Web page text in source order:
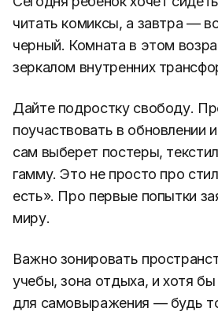
читать комиксы, а завтра —
черный. Комната в этом
зеркалом внутренних
Дайте подростку свободу.
поучаствовать в обновлении
сам выберет постеры,
гамму. Это не просто про
есть». Про первые попытки
миру.
Важно зонировать
учебы, зона отдыха, и хотя бы
для самовыражения — будь